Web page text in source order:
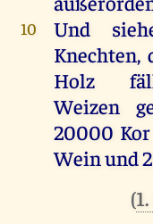
10 Und
Knechten,
Holz
Weizen
20000 Kor
Weinund
(